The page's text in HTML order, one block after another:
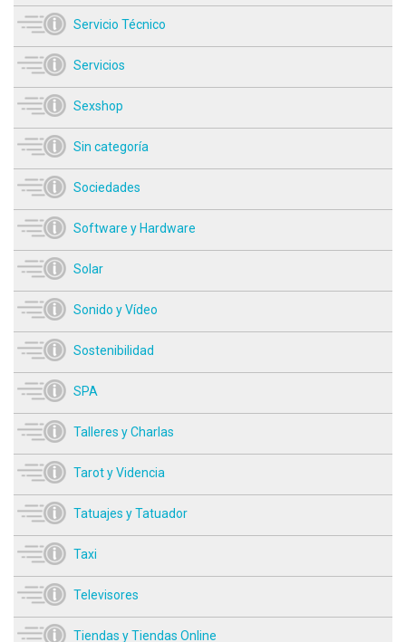
Servicio Técnico
Servicios
Sexshop
Sin categoría
Sociedades
Software y Hardware
Solar
Sonido y Vídeo
Sostenibilidad
SPA
Talleres y Charlas
Tarot y Videncia
Tatuajes y Tatuador
Taxi
Televisores
Tiendas y Tiendas Online